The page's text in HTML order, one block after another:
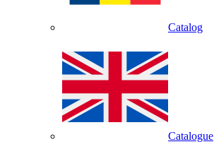
Catalog
Catalogue